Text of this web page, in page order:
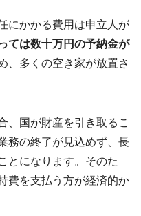
にかかる費用は申立人が
ては数十万円の予納金が
、多くの空き家が放置さ
、国が財産を引き取るこ
務の終了が見込めず、長
とになります。そのた
費を支払う方が経済的か